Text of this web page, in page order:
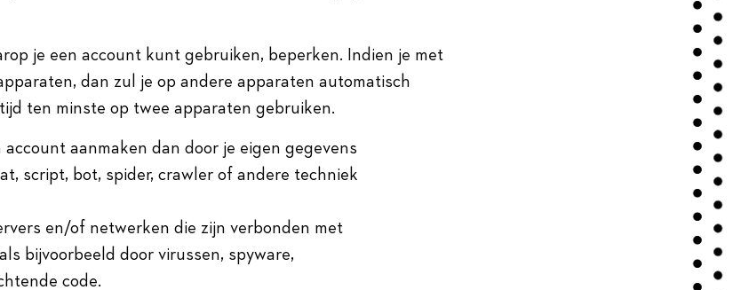
je een account kunt gebruiken, beperken. Indien je met
dan zul je op andere apparaten automatisch
ten minste op twee apparaten gebruiken.
aanmaken dan door je eigen gegevens
script, bot, spider, crawler of andere techniek
en/of netwerken die zijn verbonden met
bijvoorbeeld door virussen, spyware,
code.